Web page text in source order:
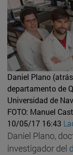
Daniel Plano
departamento de
Universidad de
FOTO: Manuel
10/05/17 16:43
Daniel Plano,
investigador del